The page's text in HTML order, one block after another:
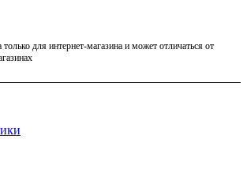
только для интернет-магазина и может отличаться от